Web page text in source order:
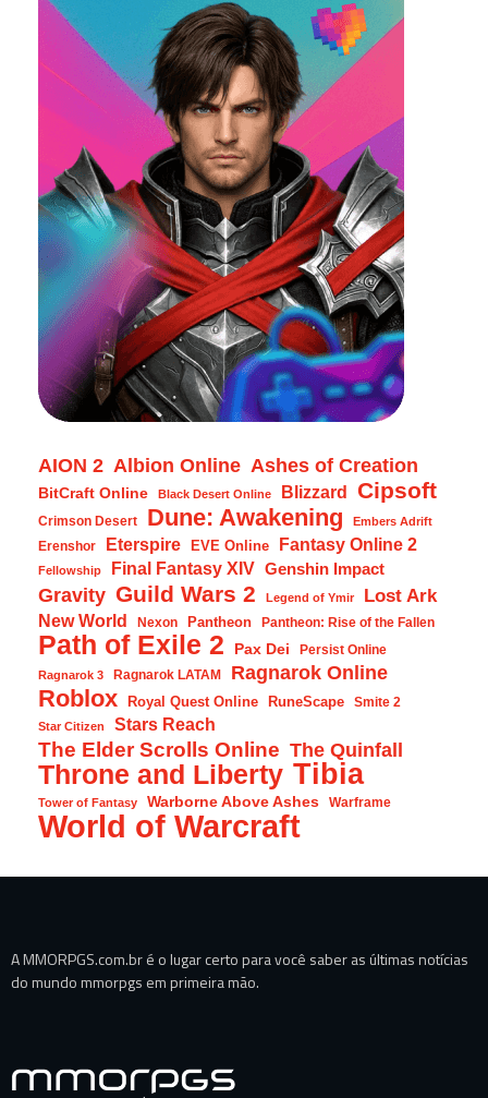
AION 2 Albion Online Ashes of Creation
BitCraft Online Black Desert Online Blizzard Cipsoft
Crimson Desert Dune: Awakening Embers Adrift
Erenshor Eterspire EVE Online Fantasy Online 2
Fellowship Final Fantasy XIV Genshin Impact
Gravity Guild Wars 2 Legend of Ymir Lost Ark
New World Nexon Pantheon Pantheon: Rise of the Fallen
Path of Exile 2 Pax Dei Persist Online
Ragnarok 3 Ragnarok LATAM Ragnarok Online
Roblox Royal Quest Online RuneScape Smite 2
Star Citizen Stars Reach
The Elder Scrolls Online The Quinfall
Throne and Liberty Tibia
Tower of Fantasy Warborne Above Ashes Warframe
World of Warcraft
A MMORPGS.com.br é o lugar certo para você saber as últimas notícias
do mundo mmorpgs em primeira mão.